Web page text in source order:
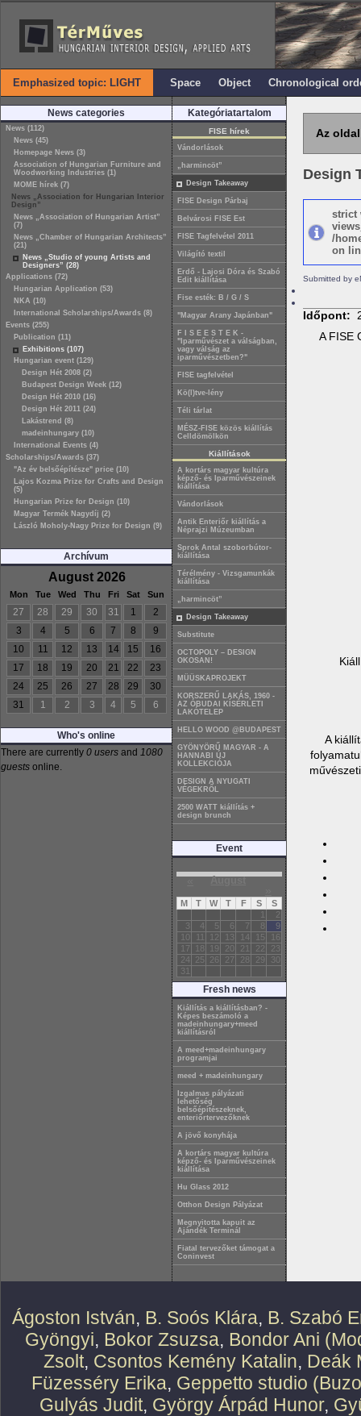
Emphasized topic: LIGHT Space Object Chronological
News categories
News (112)
News (45)
Homepage News (3)
Association of Hungarian Furniture and
Woodworking Industries (1)
MOME hírek (7)
News „Association for Hungarian Interior
Design”
News „Association of Hungarian Artist”
(7)
News „Chamber of Hungarian Architects”
(21)
News „Studio of young Artists and
Designers” (28)
Applications (72)
Hungarian Application (53)
NKA (10)
International Scholarships/Awards (8)
Events (255)
Publication (11)
Exhibitions (107)
Hungarian event (129)
Design Hét 2008 (2)
Budapest Design Week (12)
Design Hét 2010 (16)
Design Hét 2011 (24)
Lakástrend (8)
madeinhungary (10)
International Events (4)
Scholarships/Awards (37)
"Az év belsőépítésze" price (10)
Lajos Kozma Prize for Crafts and Design
(5)
Hungarian Prize for Design (10)
Magyar Termék Nagydíj (2)
László Moholy-Nagy Prize for Design (9)
Archívum
August 2026
Mon Tue Wed Thu Fri Sat Sun
27 28 29 30 31 1
2
3
4 5 6 7 8
9
10
11 12 13 14 15
16
17
18 19 20 21 22
23
24
25 26 27 28 29
30
31
1 2 3 4 5 6
Who's online
There are currently 0 users and 1080
guests online.
Kategóriatartalom
FISE hírek
Vándorlások
„harmincöt”
Design Takeaway
FISE Design Párbaj
Belvárosi FISE Est
FISE Tagfelvétel 2011
Világító textil
Erdő - Lajosi Dóra és Szabó
Edit kiállítása
Fise esték: B / G / S
"Magyar Arany Japánban"
F I S E E S T E K -
"Iparművészet a válságban,
vagy válság az
iparművészetben?"
FISE tagfelvétel
Kö(l)tve-lény
Téli tárlat
MÉSZ-FISE közös kiállítás
Celldömölkön
Kiállítások
A kortárs magyar kultúra
képző- és Iparművészeinek
kiállítása
Vándorlások
Antik Enteriőr kiállítás a
Néprajzi Múzeumban
Sprok Antal szoborbútor-
kiállítása
Térélmény - Vizsgamunkák
kiállítása
„harmincöt”
Design Takeaway
Substitute
OCTOPOLY – DESIGN
OKOSAN!
MÜÜSKAPROJEKT
KORSZERŰ LAKÁS, 1960 -
AZ ÓBUDAI KÍSÉRLETI
LAKÓTELEP
HELLO WOOD @BUDAPEST
GYÖNYÖRŰ MAGYAR - A
HANNABI ÚJ
KOLLEKCIÓJA
DESIGN A NYUGATI
VÉGEKRŐL
2500 WATT kiállítás +
design brunch
Event
« August
M T W T F S
S
1
2
3
4 5 6 7 8
9
10
11 12 13 14 15
16
17
18 19 20 21 22
23
24
25 26 27 28 29
30
31
Fresh news
Kiállítás a kiállításban? -
Képes beszámoló a
madeinhungary+meed
kiállításról
A meed+madeinhungary
programjai
meed + madeinhungary
Izgalmas pályázati
lehetőség
belsőépítészeknek,
enteriőrtervezőknek
A jövő konyhája
A kortárs magyar kultúra
képző- és Iparművészeinek
kiállítása
Hu Glass 2012
Otthon Design Pályázat
Megnyitotta kapuit az
Ajándék Terminál
Fiatal tervezőket támogat a
Coninvest
Az
Design
strict
/
on
Submitted by
Időpont:
A FISE
A
Ágoston István, B. Soós Klára, B. Szabó
Gyöngyi, Bokor Zsuzsa, Bondor Ani
Zsolt, Csontos Kemény Katalin, Deák
Füzesséry Erika, Geppetto studio
Gulyás Judit, György Árpád Hunor,